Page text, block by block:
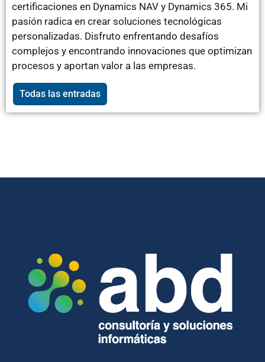
certificaciones en Dynamics NAV y Dynamics 365. Mi
pasión radica en crear soluciones tecnológicas
personalizadas. Disfruto enfrentando desafíos
complejos y encontrando innovaciones que optimizan
procesos y aportan valor a las empresas.
Todas las entradas